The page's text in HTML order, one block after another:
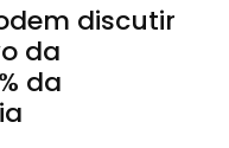
discutir
da
da